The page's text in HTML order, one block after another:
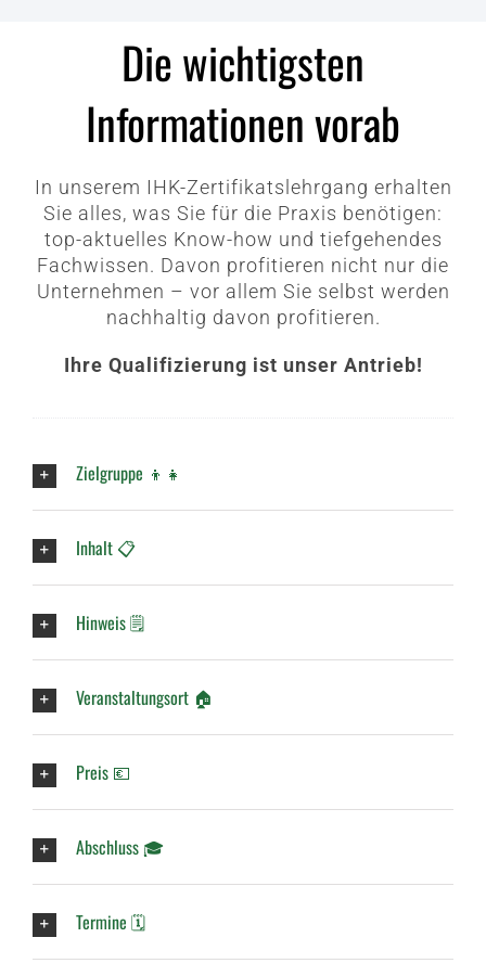
Die wichtigsten
Informationen vorab
In unserem IHK-Zertifikatslehrgang erhalten
Sie alles, was Sie für die Praxis benötigen:
top-aktuelles Know-how und tiefgehendes
Fachwissen. Davon profitieren nicht nur die
Unternehmen – vor allem Sie selbst werden
nachhaltig davon profitieren.
Ihre Qualifizierung ist unser Antrieb!
Zielgruppe 👦👧
Inhalt 📋
Hinweis 🗒️
Veranstaltungsort 🏠
Preis 💶
Abschluss 🎓
Termine 🗓️